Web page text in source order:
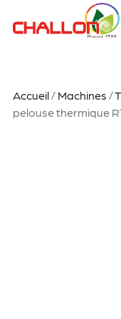
Accueil/ Machines /
pelouse thermique